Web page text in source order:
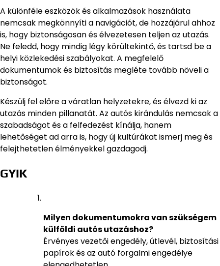
A különféle eszközök és alkalmazások használata
nemcsak megkönnyíti a navigációt, de hozzájárul ahhoz
is, hogy biztonságosan és élvezetesen teljen az utazás.
Ne feledd, hogy mindig légy körültekintő, és tartsd be a
helyi közlekedési szabályokat. A megfelelő
dokumentumok és biztosítás megléte tovább növeli a
biztonságot.
Készülj fel előre a váratlan helyzetekre, és élvezd ki az
utazás minden pillanatát. Az autós kirándulás nemcsak a
szabadságot és a felfedezést kínálja, hanem
lehetőséget ad arra is, hogy új kultúrákat ismerj meg és
felejthetetlen élményekkel gazdagodj.
GYIK
Milyen dokumentumokra van szükségem
külföldi autós utazáshoz?
Érvényes vezetői engedély, útlevél, biztosítási
papírok és az autó forgalmi engedélye